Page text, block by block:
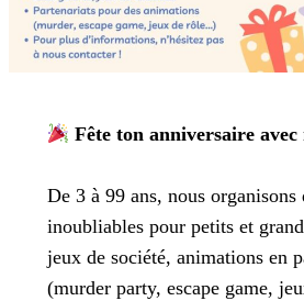
Fête ton anniversaire avec
De 3 à 99 ans, nous organisons
inoubliables pour petits et
jeux de société, animations en
(murder party, escape game,